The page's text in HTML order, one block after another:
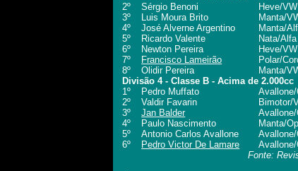
2º
Sérgio Benoni Heve/
3º
Luis Moura Brito Manta/
4º
José Alverne Argentino Manta/
5º
Ricardo Valente Nata/
6º
Newton Pereira Heve/
7º
Francisco Lameirão Polar/
8º
Olidir Pereira Manta/
Divisão 4 - Classe B - Acima de 2.000cc
1º
Pedro Muffato
2º
Valdir Favarin Bimotor/
3º
Jan Balder
4º
Paulo Nascimento Manta/
5º
Antonio Carlos Avallone
6º
Pedro Victor De Lamare
Fonte: